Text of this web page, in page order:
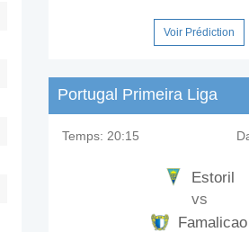
Voir Prédiction
Portugal Primeira Liga
Temps: 20:15
Estoril
vs
Famalicao